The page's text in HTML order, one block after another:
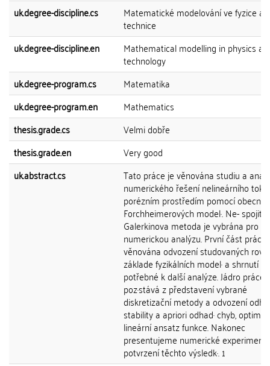
uk.degree-discipline.cs Matematické modelování ve fyzice a
technice
uk.degree-discipline.en
Mathematical modelling in physics
technology
uk.degree-program.cs
Matematika
uk.degree-program.en
Mathematics
thesis.grade.cs
Velmi dobře
thesis.grade.en
Very good
uk.abstract.cs
Tato práce je věnována studiu a
numerického řešení nelineárního toku
porézním prostředím pomocí
Forchheimerových model·. Ne- spojitá
Galerkinova metoda je vybrána pro
numerickou analýzu. První část práce
věnována odvození studovaných
základe fyzikálních model· a shrnutí
potřebné k další analýze. Jádro práce
poz·stává z představení vybrané
diskretizační metody a odvození
stability a apriori odhad· chyb,
lineární ansatz funkce. Nakonec
presentujeme numerické
potvrzení těchto výsledk·. 1